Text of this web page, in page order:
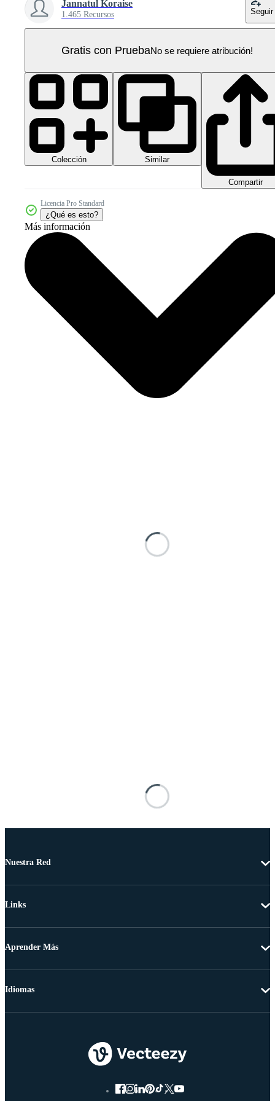
Jannatul Koraise
1.465 Recursos Seguir
Gratis con PruebaNo se requiere atribución!
Colección Similar
Compartir
Licencia Pro Standard
¿Qué es esto?
Más información
Nuestra Red
Links
Aprender Más
Idiomas